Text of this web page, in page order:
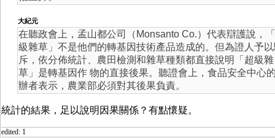
大紀元
在聽政會上，孟山都公司（Monsanto Co.）代表辯護說，
級雜草」不是他們的轉基因技術產品造成的。但為證人予
斥，依分佈統計、農田檢測和雜草種類都直接說明「超級雜
草」是轉基因作 物的直接後果。聽證會上，食品安全中心
辦者表示，農業部必須對其後果負責。
統計的結果，足以說明因果關係？有點懷疑。
edited: 1